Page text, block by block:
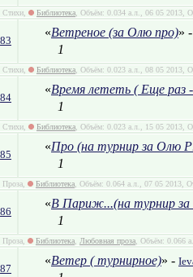
Стихи, Библиотека , Объём: 0.034 а.л., 06 05 2013,
83
«Ветреное (за Олю про)»
1
Стихи, Библиотека , Объём: 0.023 а.л., 08 05 2013,
84
«Время лететь ( Еще раз
1
Стихи, Библиотека , Объём: 0.023 а.л., 15 05 2013,
85
«Про (на турнир за Олю
1
Проза, Библиотека , Объём: 0.064 а.л., 07 05 2013,
86
«В Париж...(на турнир
1
Проза, Библиотека Любовная проза , Объём: 0.066
87
«Ветер ( турнирное)» -